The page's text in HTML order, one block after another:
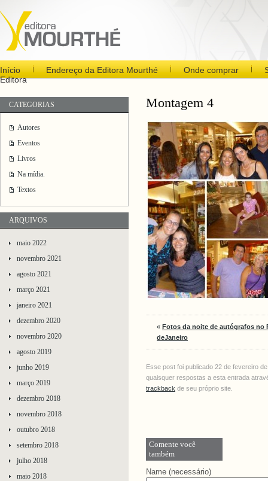
Início Endereço da Editora Mourthé Onde comprar
Editora
CATEGORIAS
Autores
Eventos
Livros
Na mídia.
Textos
ARQUIVOS
maio 2022
novembro 2021
agosto 2021
março 2021
janeiro 2021
dezembro 2020
novembro 2020
agosto 2019
junho 2019
março 2019
dezembro 2018
novembro 2018
outubro 2018
setembro 2018
julho 2018
maio 2018
Montagem 4
« Fotos da noite de autógrafos no
deJaneiro
Esse post foi publicado 22 de fevereiro
quaisquer respostas a esta entrada
trackback de seu próprio site.
Comente você
também
Name (necessário)